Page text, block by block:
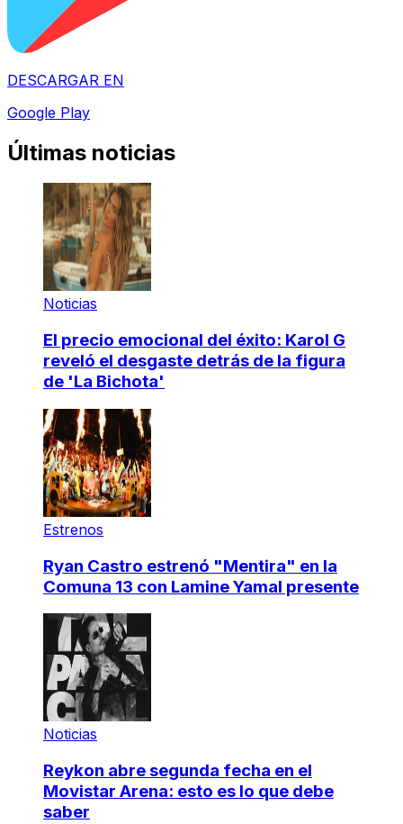
DESCARGAR EN
Google Play
Últimas noticias
Noticias
El precio emocional del éxito: Karol G
reveló el desgaste detrás de la figura
de 'La Bichota'
Estrenos
Ryan Castro estrenó "Mentira" en la
Comuna 13 con Lamine Yamal presente
Noticias
Reykon abre segunda fecha en el
Movistar Arena: esto es lo que debe
saber